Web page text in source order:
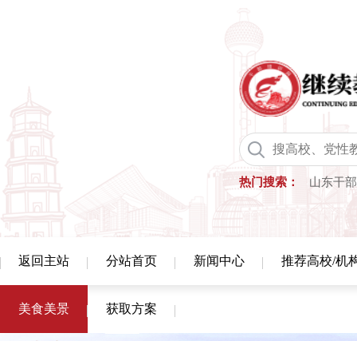
热门搜索： 山东干
返回主站 分站首页 新闻中心 推荐高校/机
美食美景 获取方案